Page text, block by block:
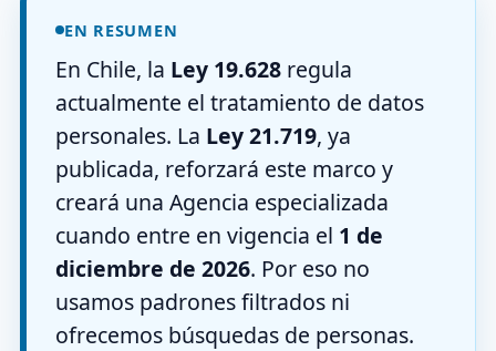
EN RESUMEN
En Chile, la Ley 19.628 regula
actualmente el tratamiento de datos
personales. La Ley 21.719, ya
publicada, reforzará este marco y
creará una Agencia especializada
cuando entre en vigencia el 1 de
diciembre de 2026. Por eso no
usamos padrones filtrados ni
ofrecemos búsquedas de personas.